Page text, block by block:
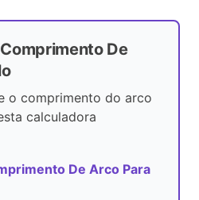
De
o comprimento do arco
calculadora
De Arco Para